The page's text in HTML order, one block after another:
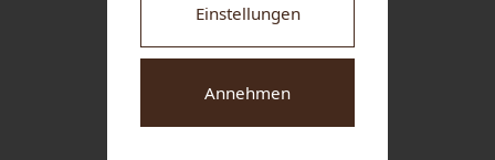
Einstellungen
Annehmen